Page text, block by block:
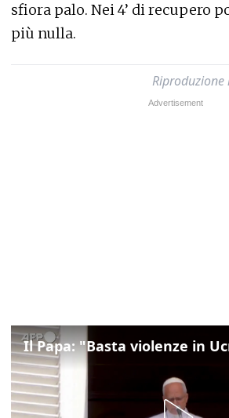
sfiora palo. Nei 4’ di recupero
più nulla.